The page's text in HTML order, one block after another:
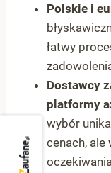
Polskie i
łatwy
Dostawcy
platformy
wybór
cenach, ale